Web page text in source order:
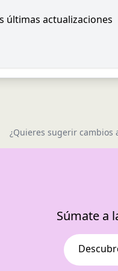
últimas actualizaciones
¿Quieres sugerir cambios
Súmate a